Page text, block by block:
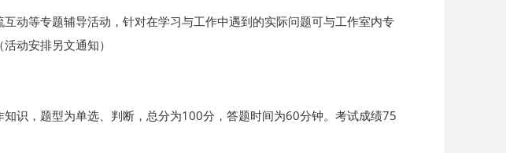
动等专题辅导活动，针对在学习与工作中遇到的实际问题可与工作室内专
动安排另文通知）
识，题型为单选、判断，总分为100分，答题时间为60分钟。考试成绩75